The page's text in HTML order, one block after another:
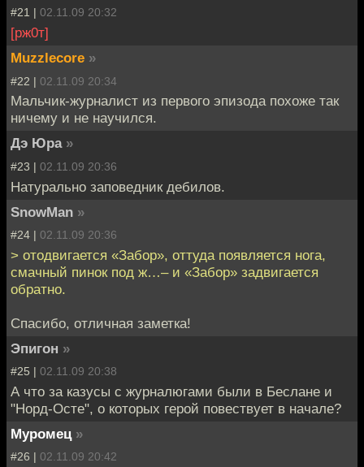
#21 | 02.11.09 20:32
[рж0т]
Muzzlecore »
#22 | 02.11.09 20:34
Мальчик-журналист из первого эпизода похоже так
ничему и не научился.
Дэ Юра »
#23 | 02.11.09 20:36
Натурально заповедник дебилов.
SnowMan »
#24 | 02.11.09 20:36
> отодвигается «Забор», оттуда появляется нога,
смачный пинок под ж…– и «Забор» задвигается
обратно.
Спасибо, отличная заметка!
Эпигон »
#25 | 02.11.09 20:38
А что за казусы с журналюгами были в Беслане и
"Норд-Осте", о которых герой повествует в начале?
Муромец »
#26 | 02.11.09 20:42